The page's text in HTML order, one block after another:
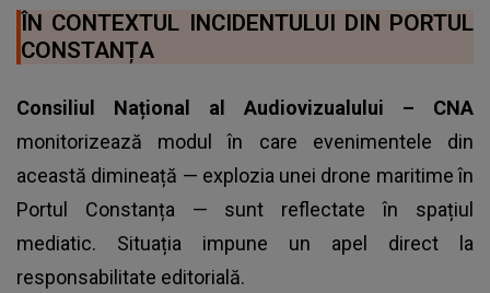
ÎN CONTEXTUL INCIDENTULUI DIN PORTUL
CONSTANȚA
Consiliul Național al Audiovizualului – CNA
monitorizează modul în care evenimentele din
această dimineață — explozia unei drone maritime în
Portul Constanța — sunt reflectate în spațiul
mediatic. Situația impune un apel direct la
responsabilitate editorială.